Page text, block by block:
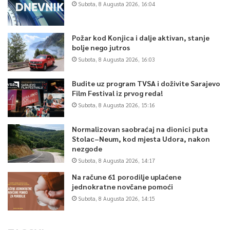
Donald Trump je također prošao takav izazov ove godine, ali
ga je njegova stranka ipak podržala u nominaciji.
Odziv glasača na prošlim izborima u 2016. godini bio je 55,5
posto, što čini preko 138 miliona ljudi u SAD-u.
Izbori u Americi se uvijek održavaju prvog utorka nakon 1.
novembra. Tokom 1800-ih godina, svaka država je određivala
svoj datum za izbore što je, posljedično, uzrokovalo haos kada
bi se glasovi prebrojavali.
Zatim je vlada usvojila zakon 1845. godine kako bi usaglasila i
objedinila datum izbora. S obzirom da su Sjedinjene Države u
tom periodu bile uglavnom poljoprivredno društvo, farmerima
je veći dio godine bio zauzet sadnjom i berbom usjeva. Početak
Subota, 8 Augusta 2026, 16:04
Požar kod Konjica i dalje aktivan, stanje
bolje nego jutros
Subota, 8 Augusta 2026, 16:03
Budite uz program TVSA i doživite Sarajevo
Film Festival iz prvog reda!
Subota, 8 Augusta 2026, 15:16
Normalizovan saobraćaj na dionici puta
Stolac–Neum, kod mjesta Udora, nakon
nezgode
Subota, 8 Augusta 2026, 14:17
Na račune 61 porodilje uplaćene
jednokratne novčane pomoći
Subota, 8 Augusta 2026, 14:15